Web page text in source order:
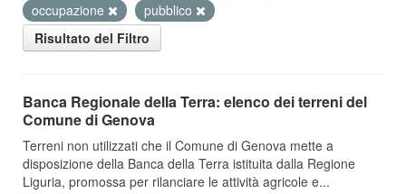
occupazione
pubblico
Risultato del Filtro
Banca Regionale della Terra: elenco dei terreni del
Comune di Genova
Terreni non utilizzati che il Comune di Genova mette a
disposizione della Banca della Terra istituita dalla Regione
Liguria, promossa per rilanciare le attività agricole e...